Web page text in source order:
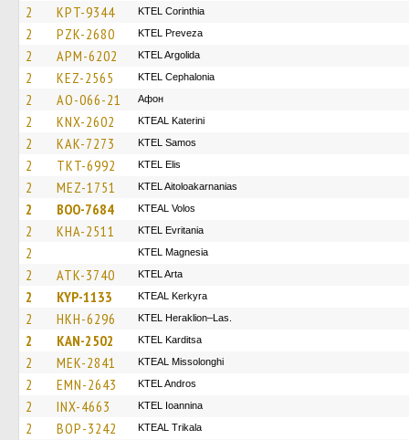
2 KPT-9344 KTEL Corinthia
2 PZK-2680 KTEL Preveza
2 APM-6202 KTEL Argolida
2 KEZ-2565 KTEL Cephalonia
2 AO-066-21 Афон
2 KNX-2602 KTEAL Katerini
2 KAK-7273 KTEL Samos
2 TKT-6992 KTEL Elis
2 MEZ-1751 KTEL Aitoloakarnanias
2 BOO-7684 KTEAL Volos
2 KHA-2511 ΚΤΕL Evritania
2 ΚΤΕL Magnesia
2 ATK-3740 KTEL Arta
2 KYP-1133 KTEAL Kerkyra
2 HKH-6296 KTEL Heraklion–Las.
2 KAN-2502 ΚΤΕL Karditsa
2 MEK-2841 KTEAL Missolonghi
2 EMN-2643 KTEL Andros
2 INX-4663 KTEL Ioannina
2 BOP-3242 KTEAL Trikala